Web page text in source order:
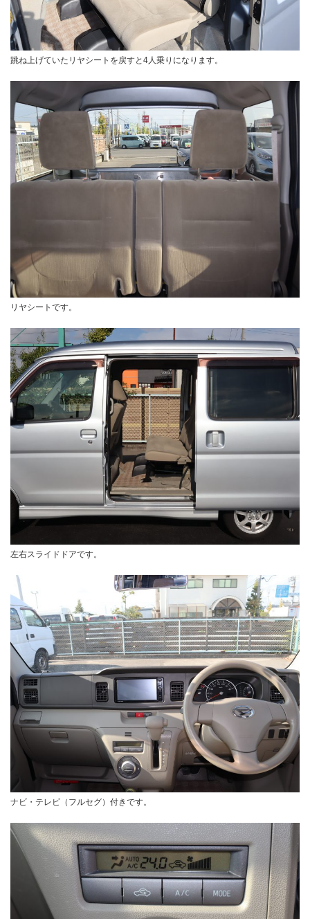
跳ね上げていたリヤシートを戻すと4人乗りになります。
リヤシートです。
左右スライドドアです。
ナビ・テレビ（フルセグ）付きです。